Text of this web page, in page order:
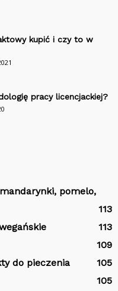
kupić i czy to w
pracy licencjackiej?
pomelo,
113
113
109
do pieczenia
105
105